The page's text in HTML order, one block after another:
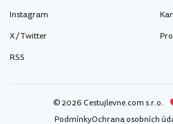
Instagram
X / Twitter
RSS
© 2026 Cestujlevne.com s.r.o.
PodmínkyOchrana osobních